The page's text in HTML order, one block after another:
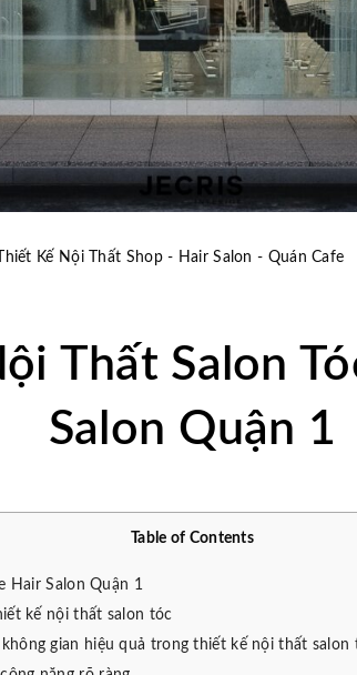
Thiết Kế Nội Thất Shop - Hair Salon - Quán Cafe
Thất Salon
Salon Quận 1
Table of Contents
Hair Salon Quận 1
kế nội thất salon tóc
gian hiệu quả trong thiết kế nội thất